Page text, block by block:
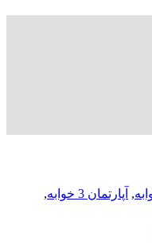
, آپارتمان 3 خوابه
,